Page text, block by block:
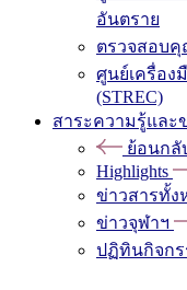
อันตราย
ตรวจสอบ
ศูนย์เครื่อง
(STREC)
สาระความรู้และ
ย้อนกลั
Highlights
ข่าวสารทั้ง
ข่าวจุฬาฯ
ปฏิทินกิจกร